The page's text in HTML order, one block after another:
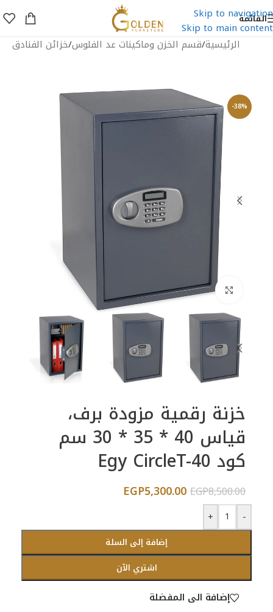
Skip to navigation
Skip to main content
القائمة
الرئيسية/قسم الخزن وماكينات عد الفلوس/خزائن الفنادق
-38%
اضغط للتكبير
خزنة رقمية مزودة برف،
قياس 40 * 35 * 30 سم
كود Egy CircleT-40
EGP8,500.00
EGP5,300.00
-
+
إضافة إلى السلة
اشتري الآن
إضافة الى المفضلة